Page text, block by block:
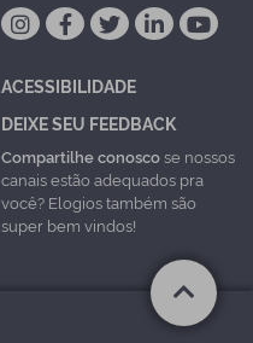
ACESSIBILIDADE
DEIXE SEU FEEDBACK
Compartilhe conoscose nossos
canais estão adequados pra
você? Elogios também são
super bem vindos!